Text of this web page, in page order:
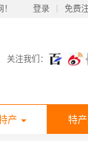
登录 免费
关注我们：
产 特